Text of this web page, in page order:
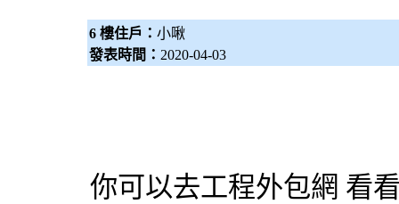
6 樓住戶： 小啾
發表時間： 2020-04-03
你可以去工程外包網 看